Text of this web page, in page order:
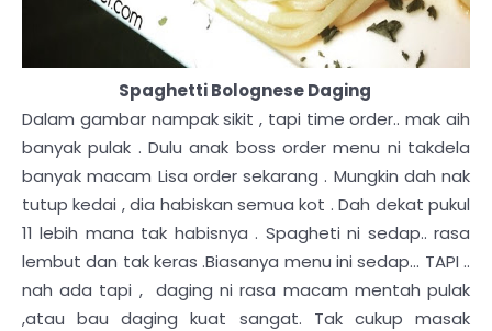
Spaghetti Bolognese Daging
Dalam gambar nampak sikit , tapi time order.. mak aih
banyak pulak . Dulu anak boss order menu ni takdela
banyak macam Lisa order sekarang . Mungkin dah nak
tutup kedai , dia habiskan semua kot . Dah dekat pukul
11 lebih mana tak habisnya . Spagheti ni sedap.. rasa
lembut dan tak keras .Biasanya menu ini sedap... TAPI ..
nah ada tapi , daging ni rasa macam mentah pulak
,atau bau daging kuat sangat. Tak cukup masak